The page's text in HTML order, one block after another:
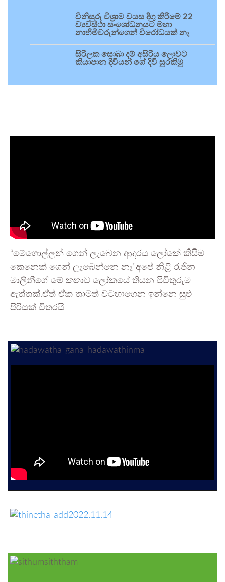
විනිසුරු විශ්‍රාම වයස දිගු කිරීමේ 22
ව්‍යවස්ථා සංශෝධනයට මහා
නාහිමිවරුන්ගෙන් විරෝධයක් නෑ
සිරිලක සොබා දම් අසිරිය ලොවට
කියාපාන දිවියන් ගේ දිවි සුරකිමු
“මේගොල්ලන් ගෙන් ලැබෙන ආදරය ලෝකේ කිසිම
කෙනෙක් ගෙන් ලැබෙන්නෙ නෑ”අපේ නිළි රැජින
මාලිනීගේ මේ කතාව ලෝකයේ තියන පිවිතුරුම
ඇත්තක්.ඒත් ඒක තාමත් වටහාගෙන ඉන්නෙ සුළු
පිරිසක් විතරයි